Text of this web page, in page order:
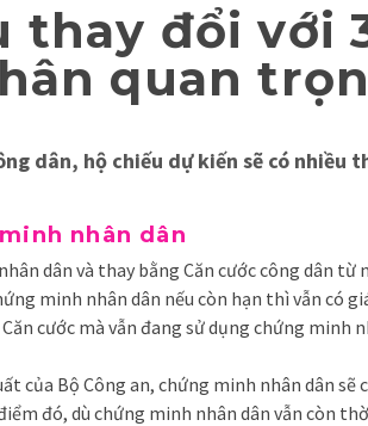
thay đổi với
quan
dân, hộ chiếu dự kiến sẽ có nhiều
nhân dân
dân và thay bằng Căn cước công dân từ
minh nhân dân nếu còn hạn thì vẫn có
cước mà vẫn đang sử dụng chứng minh
của Bộ Công an, chứng minh nhân dân sẽ
đó, dù chứng minh nhân dân vẫn còn